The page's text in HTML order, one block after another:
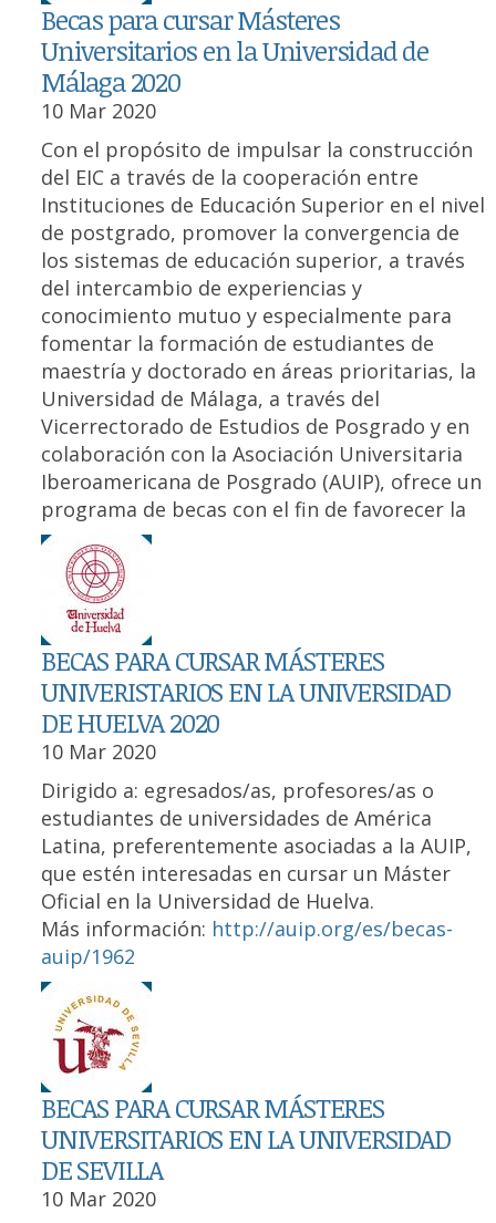
Becas para cursar Másteres
Universitarios en la Universidad de
Málaga 2020
10 Mar 2020
Con el propósito de impulsar la construcción
del EIC a través de la cooperación entre
Instituciones de Educación Superior en el nivel
de postgrado, promover la convergencia de
los sistemas de educación superior, a través
del intercambio de experiencias y
conocimiento mutuo y especialmente para
fomentar la formación de estudiantes de
maestría y doctorado en áreas prioritarias, la
Universidad de Málaga, a través del
Vicerrectorado de Estudios de Posgrado y en
colaboración con la Asociación Universitaria
Iberoamericana de Posgrado (AUIP), ofrece un
programa de becas con el fin de favorecer la
BECAS PARA CURSAR MÁSTERES
UNIVERISTARIOS EN LA UNIVERSIDAD
DE HUELVA 2020
10 Mar 2020
Dirigido a: egresados/as, profesores/as o
estudiantes de universidades de América
Latina, preferentemente asociadas a la AUIP,
que estén interesadas en cursar un Máster
Oficial en la Universidad de Huelva.
Más información: http://auip.org/es/becas-
auip/1962
BECAS PARA CURSAR MÁSTERES
UNIVERSITARIOS EN LA UNIVERSIDAD
DE SEVILLA
10 Mar 2020